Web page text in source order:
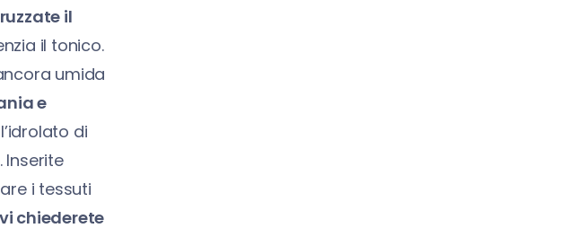
il
il tonico.
umida
e
di
i tessuti
chiederete